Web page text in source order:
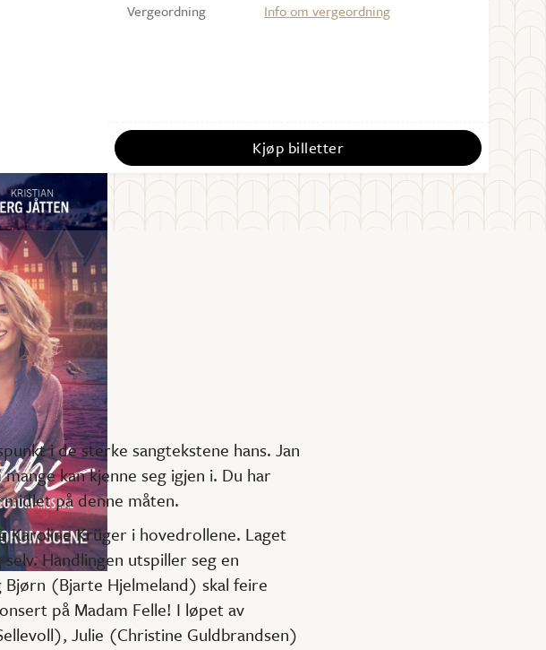
Vergeordning
Info om vergeordning
Kjøp billetter
i de sterke sangtekstene hans. Jan
kan kjenne seg igjen i. Du har
på denne måten.
Karoline Krüger i hovedrollene. Laget
Handlingen utspiller seg en
(Bjarte Hjelmeland) skal feire
på Madam Felle! I løpet av
Julie (Christine Guldbrandsen)